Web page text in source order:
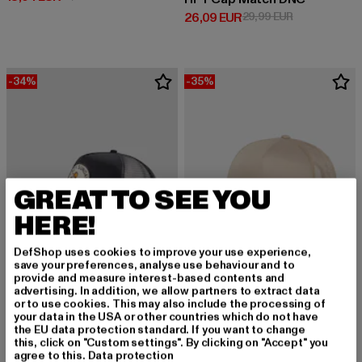
26,09 EUR
Derzeitiger Preis: 26,09 EUR
29,99 EURAktionspreis:
-34%
DJINNS
Skaterboy
31,99 EURAktionspreis: 31,99 EUR
-35%
FLEXFIT
Retro
12,99 EUR
Derzeitiger Preis: 12,99 EUR
19,99 EURAktionspreis:
GREAT TO SEE YOU
HERE!
DefShop uses cookies to improve your use experience,
save your preferences, analyse use behaviour and to
provide and measure interest-based contents and
advertising. In addition, we allow partners to extract data
or to use cookies. This may also include the processing of
your data in the USA or other countries which do not have
the EU data protection standard. If you want to change
this, click on "Custom settings". By clicking on "Accept" you
agree to this. Data protection